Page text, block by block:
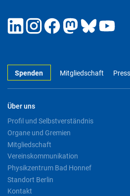
Spenden Mitgliedschaft
Über uns
Profil und Selbstverständnis
Organe und Gremien
Mitgliedschaft
Vereinskommunikation
Physikzentrum Bad Honnef
Standort Berlin
Kontakt